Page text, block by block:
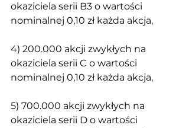
okaziciela serii B3 o wartości
nominalnej 0,10 zł każda akcja,
4) 200.000 akcji zwykłych na
okaziciela serii C o wartości
nominalnej 0,10 zł każda akcja,
5) 700.000 akcji zwykłych na
okaziciela serii D o wartości